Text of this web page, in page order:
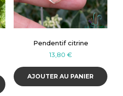
Pendentif citrine
13,80 €
AJOUTER AU PANIER